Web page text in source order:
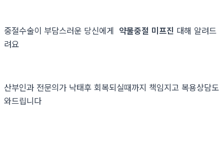
중절수술이 부담스러운 당신에게 약물중절 미프진 대해 알려드
려요
산부인과 전문의가 낙태후 회복되실때까지 책임지고 복용상담도
와드립니다